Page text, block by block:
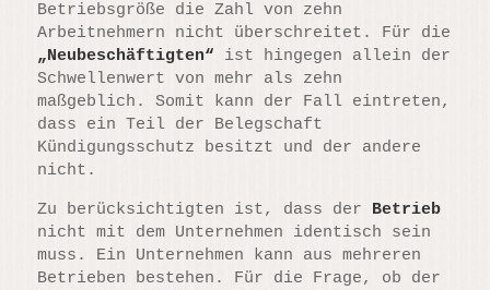
Betriebsgröße die Zahl von zehn
Arbeitnehmern nicht überschreitet. Für die
„Neubeschäftigten“ ist hingegen allein der
Schwellenwert von mehr als zehn
maßgeblich. Somit kann der Fall eintreten,
dass ein Teil der Belegschaft
Kündigungsschutz besitzt und der andere
nicht.
Zu berücksichtigten ist, dass der Betrieb
nicht mit dem Unternehmen identisch sein
muss. Ein Unternehmen kann aus mehreren
Betrieben bestehen. Für die Frage, ob der